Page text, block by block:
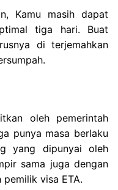
Kamu masih dapat
tiga hari. Buat
di terjemahkan
oleh pemerintah
punya masa berlaku
yang dipunyai oleh
sama juga dengan
visa ETA.